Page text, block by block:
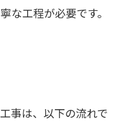
な工程が必要です。
事は、以下の流れで